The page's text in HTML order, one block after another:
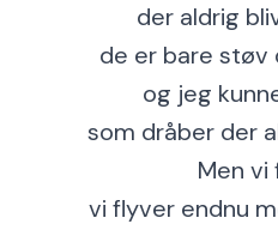
der aldrig
de er bare støv
og jeg
som dråber der
Men vi
vi flyver endnu